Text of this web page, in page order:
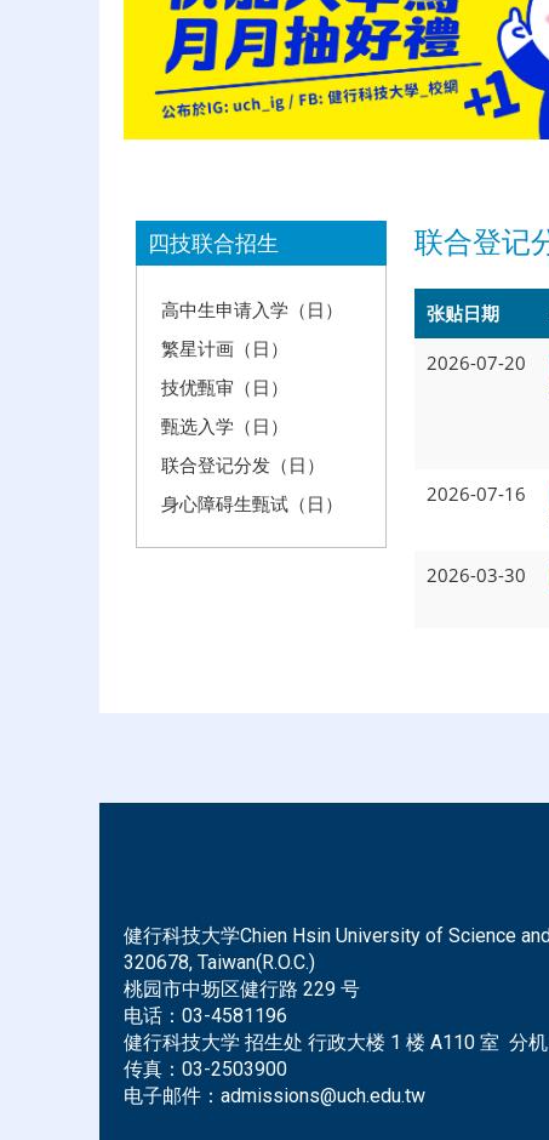
四技联合招生
高中生申请入学（日）
繁星计画（日）
技优甄审（日）
甄选入学（日）
联合登记分发（日）
身心障碍生甄试（日）
联合登记
张贴日期
2026-07-20
2026-07-16
2026-03-30
健行科技大学Chien Hsin University of Science
320678, Taiwan(R.O.C.)
桃园市中坜区健行路 229 号
电话： 03-4581196
健行科技大学 招生处 行政大楼 1 楼 A110 室 分
传真： 03-2503900
电子邮件： admissions@uch.edu.tw